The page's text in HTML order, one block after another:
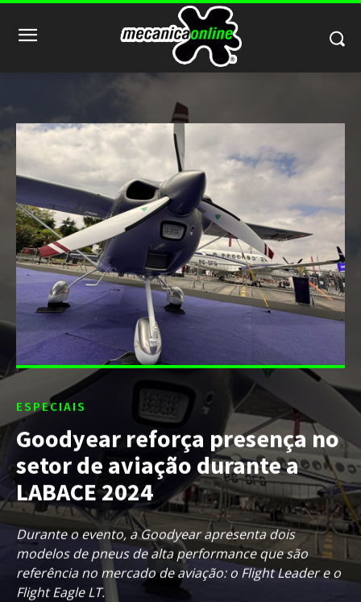
ESPECIAIS
Goodyear reforça presença no
setor de aviação durante a
LABACE 2024
Durante o evento, a Goodyear apresenta dois
modelos de pneus de alta performance que são
referência no mercado de aviação: o Flight Leader e o
Flight Eagle LT.